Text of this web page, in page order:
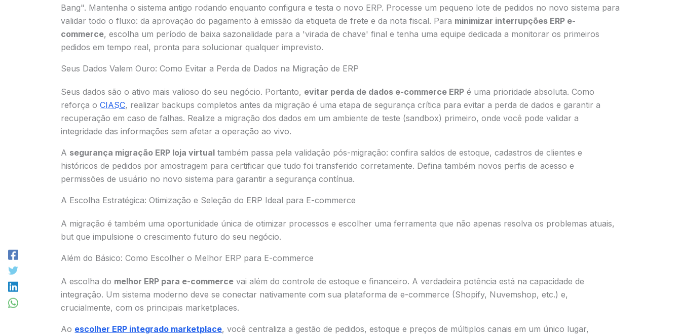
Bang". Mantenha o sistema antigo rodando enquanto configura e testa o novo ERP. Processe um pequeno lote de pedidos no novo sistema para
validar todo o fluxo: da aprovação do pagamento à emissão da etiqueta de frete e da nota fiscal. Para minimizar interrupções ERP e-
commerce, escolha um período de baixa sazonalidade para a 'virada de chave' final e tenha uma equipe dedicada a monitorar os primeiros
pedidos em tempo real, pronta para solucionar qualquer imprevisto.
Seus Dados Valem Ouro: Como Evitar a Perda de Dados na Migração de ERP
Seus dados são o ativo mais valioso do seu negócio. Portanto, evitar perda de dados e-commerce ERP é uma prioridade absoluta. Como
reforça oCIASC, realizar backups completos antes da migração é uma etapa de segurança crítica para evitar a perda de dados e garantir a
recuperação em caso de falhas. Realize a migração dos dados em um ambiente de teste (sandbox) primeiro, onde você pode validar a
integridade das informações sem afetar a operação ao vivo.
A segurança migração ERP loja virtual também passa pela validação pós-migração: confira saldos de estoque, cadastros de clientes e
históricos de pedidos por amostragem para certificar que tudo foi transferido corretamente. Defina também novos perfis de acesso e
permissões de usuário no novo sistema para garantir a segurança contínua.
A Escolha Estratégica: Otimização e Seleção do ERP Ideal para E-commerce
A migração é também uma oportunidade única de otimizar processos e escolher uma ferramenta que não apenas resolva os problemas atuais,
but que impulsione o crescimento futuro do seu negócio.
Além do Básico: Como Escolher o Melhor ERP para E-commerce
A escolha do melhor ERP para e-commerce vai além do controle de estoque e financeiro. A verdadeira potência está na capacidade de
integração. Um sistema moderno deve se conectar nativamente com sua plataforma de e-commerce (Shopify, Nuvemshop, etc.) e,
crucialmente, com os principais marketplaces.
Ao escolher ERP integrado marketplace, você centraliza a gestão de pedidos, estoque e preços de múltiplos canais em um único lugar,